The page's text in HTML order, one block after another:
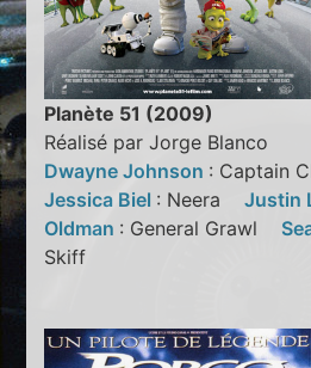
Planète 51 (2009)
Réalisé par Jorge Blanco
Dwayne Johnson : Captain
Jessica Biel : NeeraJustin
Oldman : General Grawl
Skiff